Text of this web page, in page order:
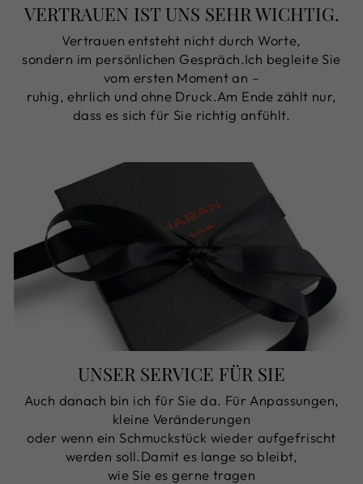
VERTRAUEN IST UNS SEHR WICHTIG.
Vertrauen entsteht nicht durch Worte,
sondern im persönlichen Gespräch.Ich begleite Sie
vom ersten Moment an –
ruhig, ehrlich und ohne Druck.Am Ende zählt nur,
dass es sich für Sie richtig anfühlt.
UNSER SERVICE FÜR SIE
Auch danach bin ich für Sie da. Für Anpassungen,
kleine Veränderungen
oder wenn ein Schmuckstück wieder aufgefrischt
werden soll.Damit es lange so bleibt,
wie Sie es gerne tragen